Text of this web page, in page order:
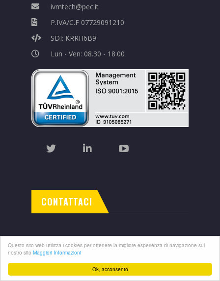
Ok, acconsento
Questo sito web utilizza i cookies per ottenere la migliore esperienza di navigazione sul
nostro sito Maggiori Informazioni
ivmtech@pec.it
P.IVA/C.F 07729091210
SDI: KRRH6B9
Lun - Ven: 08.30 - 18.00
CONTATTACI